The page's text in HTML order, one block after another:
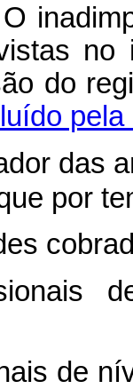
do
pela
das
por
de